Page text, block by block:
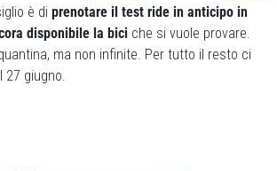
è di prenotare il test ride in anticipo in
disponibile la bici che si vuole provare.
ma non infinite. Per tutto il resto ci
27 giugno.